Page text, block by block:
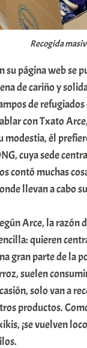
Recogida
su página web se
de cariño y
de
con Txato
modestia, él
cuya sede
contó muchas
llevan a cabo
Arce, la razón
quieren
gran parte de la
suelen
solo van a
productos.
¡se vuelven